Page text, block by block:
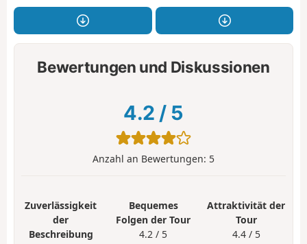
Bewertungen und Diskussionen
4.2 / 5
Anzahl an Bewertungen: 5
Zuverlässigkeit
der
Beschreibung
Bequemes
Folgen der Tour
4.2 / 5
Attraktivität der
Tour
4.4 / 5